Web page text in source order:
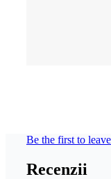
Be the first to
Recenzii